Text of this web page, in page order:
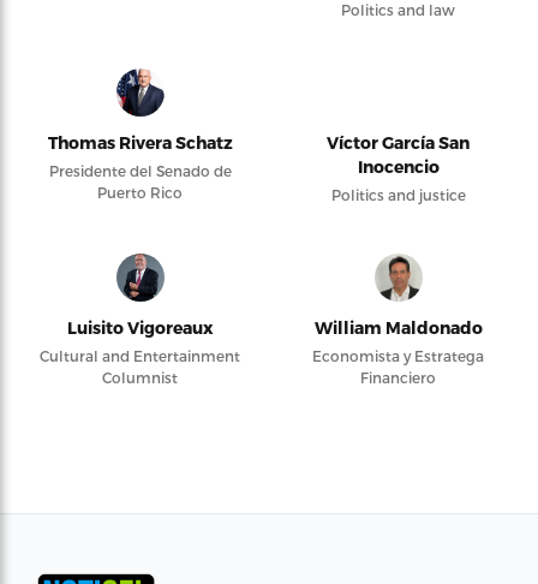
Politics and law
Thomas Rivera Schatz
Presidente del Senado de
Puerto Rico
Víctor García San
Inocencio
Politics and justice
Luisito Vigoreaux
Cultural and Entertainment
Columnist
William Maldonado
Economista y Estratega
Financiero